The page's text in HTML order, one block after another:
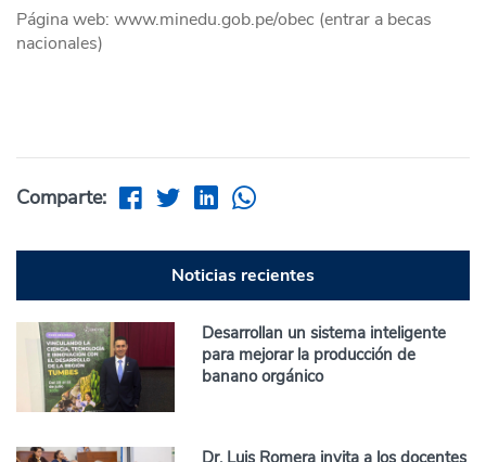
Página web: www.minedu.gob.pe/obec (entrar a becas
nacionales)
Comparte:
Noticias recientes
Desarrollan un sistema inteligente
para mejorar la producción de
banano orgánico
Dr. Luis Romera invita a los docentes